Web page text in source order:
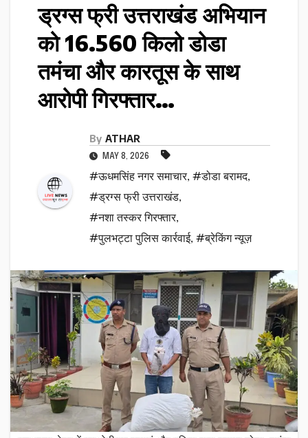
ड्रग्स फ्री उत्तराखंड अभियान
को 16.560 किलो डोडा
तमंचा और कारतूस के साथ
आरोपी गिरफ्तार…
By ATHAR
MAY 8, 2026
#ऊधमसिंह नगर समाचार, #डोडा बरामद,
#ड्रग्स फ्री उत्तराखंड,
#नशा तस्कर गिरफ्तार,
#पुलभट्टा पुलिस कार्रवाई, #ब्रेकिंग न्यूज़